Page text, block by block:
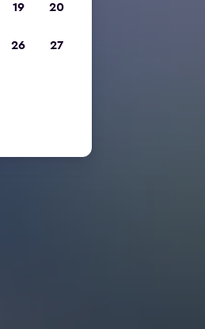
19 20
26 27